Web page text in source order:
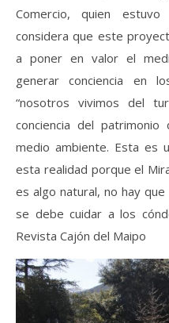
Comercio, quien
considera que este
a poner en valor el
generar conciencia en
“nosotros vivimos del
conciencia del
medio ambiente. Esta es
esta realidad porque el
es algo natural, no hay
se debe cuidar a los
Revista Cajón del Maipo